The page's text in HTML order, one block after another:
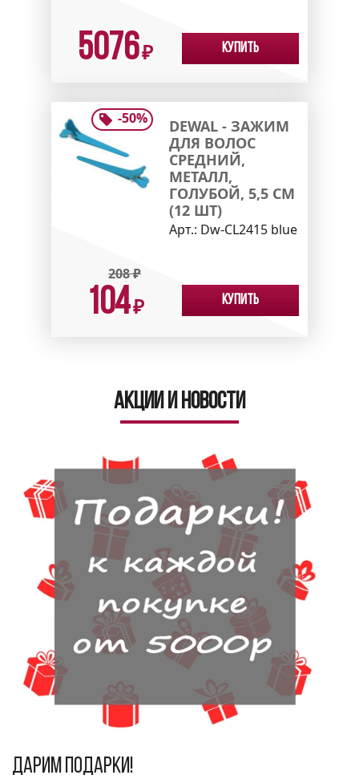
5076₽ Купить
-50%
DEWAL - ЗАЖИМ
ДЛЯ ВОЛОС
СРЕДНИЙ,
МЕТАЛЛ,
ГОЛУБОЙ, 5,5 СМ
(12 ШТ)
Арт.: Dw-CL2415 blue
208₽
104₽ Купить
Акции и новости
Дарим подарки!